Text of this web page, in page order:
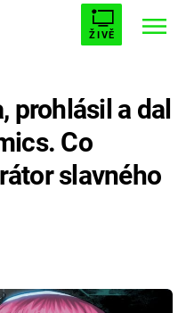
ŽIVĚ
5
prohlásil a dal
Co
slavného